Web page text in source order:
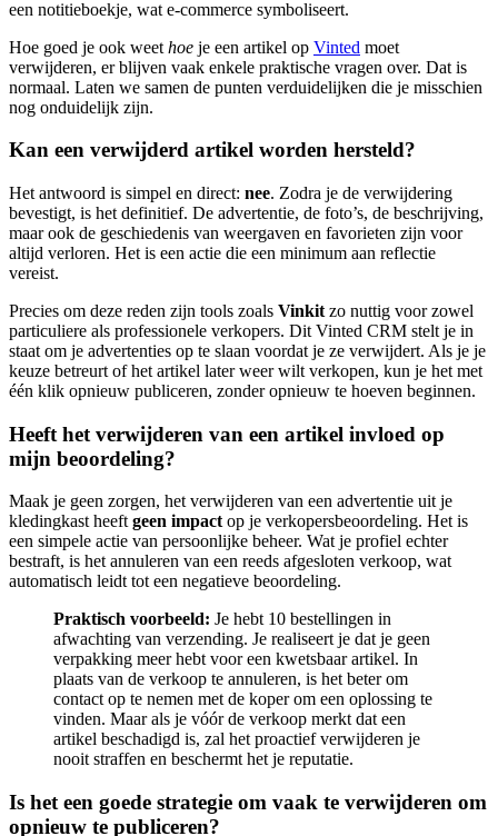
Hoe goed je ook weet hoe je een artikel op Vinted moet
verwijderen, er blijven vaak enkele praktische vragen over. Dat is
normaal. Laten we samen de punten verduidelijken die je misschien
nog onduidelijk zijn.
Kan een verwijderd artikel worden hersteld?
Het antwoord is simpel en direct: nee. Zodra je de verwijdering
bevestigt, is het definitief. De advertentie, de foto’s, de beschrijving,
maar ook de geschiedenis van weergaven en favorieten zijn voor
altijd verloren. Het is een actie die een minimum aan reflectie
vereist.
Precies om deze reden zijn tools zoals Vinkit zo nuttig voor zowel
particuliere als professionele verkopers. Dit Vinted CRM stelt je in
staat om je advertenties op te slaan voordat je ze verwijdert. Als je je
keuze betreurt of het artikel later weer wilt verkopen, kun je het met
één klik opnieuw publiceren, zonder opnieuw te hoeven beginnen.
Heeft het verwijderen van een artikel invloed op
mijn beoordeling?
Maak je geen zorgen, het verwijderen van een advertentie uit je
kledingkast heeft geen impact op je verkopersbeoordeling. Het is
een simpele actie van persoonlijke beheer. Wat je profiel echter
bestraft, is het annuleren van een reeds afgesloten verkoop, wat
automatisch leidt tot een negatieve beoordeling.
Praktisch voorbeeld: Je hebt 10 bestellingen in
afwachting van verzending. Je realiseert je dat je geen
verpakking meer hebt voor een kwetsbaar artikel. In
plaats van de verkoop te annuleren, is het beter om
contact op te nemen met de koper om een oplossing te
vinden. Maar als je vóór de verkoop merkt dat een
artikel beschadigd is, zal het proactief verwijderen je
nooit straffen en beschermt het je reputatie.
Is het een goede strategie om vaak te verwijderen om
opnieuw te publiceren?